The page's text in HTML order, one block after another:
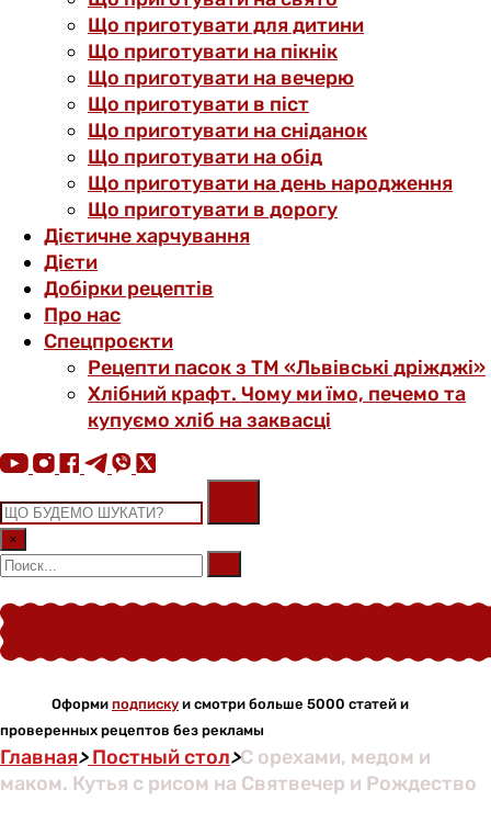
Що приготувати для дитини
Що приготувати на пікнік
Що приготувати на вечерю
Що приготувати в піст
Що приготувати на сніданок
Що приготувати на обід
Що приготувати на день народження
Що приготувати в дорогу
Дієтичне харчування
Дієти
Добірки рецептів
Про нас
Спецпроєкти
Рецепти пасок з ТМ «Львівські дріжджі»
Хлібний крафт. Чому ми їмо, печемо та
купуємо хліб на заквасці
×
Оформи подписку и смотри больше 5000 статей и
проверенных рецептов без рекламы
Главная>Постный стол>С орехами, медом и
маком. Кутья с рисом на Святвечер и Рождество